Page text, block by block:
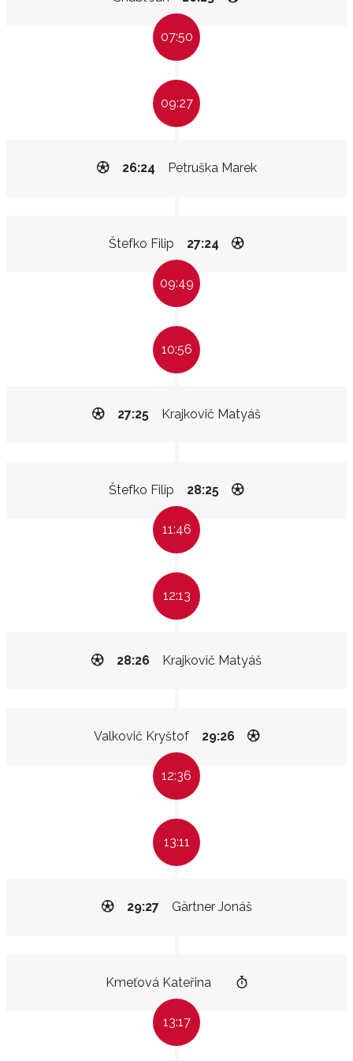
07:50
09:27
Petruška Marek
26:24
Štefko Filip 27:24
09:49
10:56
Krajkovič Matyáš
27:25
Štefko Filip 28:25
11:46
12:13
Krajkovič Matyáš
28:26
Valkovič Kryštof 29:26
12:36
13:11
Gärtner Jonáš
29:27
Kmeťová Kateřina
13:17